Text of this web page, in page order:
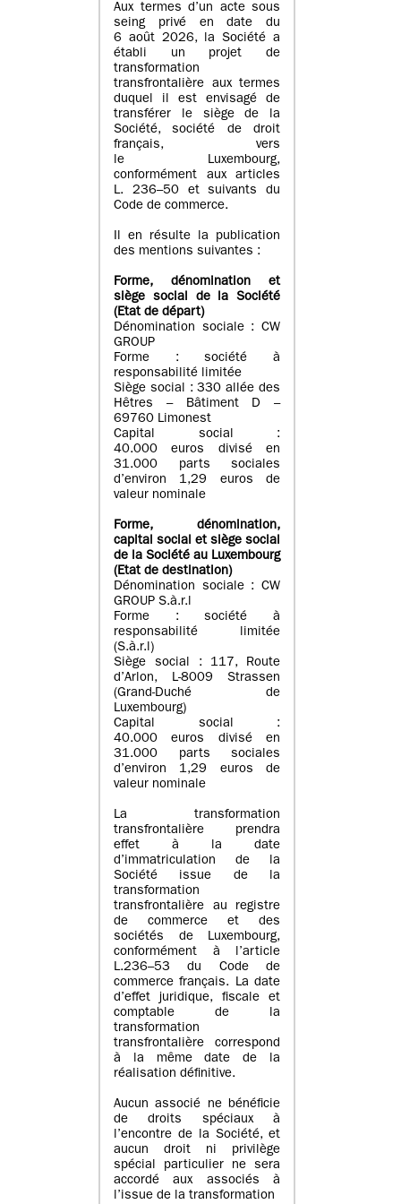
Aux termes d’un acte sous
seing privé en date du
6 août 2026, la Société a
établi un projet de
transformation
transfrontalière aux termes
duquel il est envisagé de
transférer le siège de la
Société, société de droit
français, vers
le Luxembourg,
conformément aux articles
L. 236–50 et suivants du
Code de commerce.
Il en résulte la publication
des mentions suivantes :
Forme, dénomination et
siège social de la Société
(Etatde départ)
Dénomination sociale : CW
GROUP
Forme : société à
responsabilité limitée
Siège social : 330 allée des
Hêtres – Bâtiment D –
69760 Limonest
Capital social :
40.000 euros divisé en
31.000 parts sociales
d’environ 1,29 euros de
valeur nominale
Forme, dénomination,
capital social et siège social
de la Société au Luxembourg
(Etat de destination)
Dénomination sociale : CW
GROUP S.à.r.l
Forme : société à
responsabilité limitée
(S.à.r.l)
Siège social : 117, Route
d’Arlon, L-8009 Strassen
(Grand-Duché de
Luxembourg)
Capital social :
40.000 euros divisé en
31.000 parts sociales
d’environ 1,29 euros de
valeur nominale
La transformation
transfrontalière prendra
effet à la date
d’immatriculation de la
Société issue de la
transformation
transfrontalière au registre
de commerce et des
sociétés de Luxembourg,
conformément à l’article
L.236–53 du Code de
commerce français. La date
d’effet juridique, fiscale et
comptable de la
transformation
transfrontalière correspond
à la même date de la
réalisation définitive.
Aucun associé ne bénéficie
de droits spéciaux à
l’encontre de la Société, et
aucun droit ni privilège
spécial particulier ne sera
accordé aux associés à
l’issue de la transformation